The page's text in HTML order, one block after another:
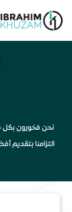
نحن فخورون بكل
التزامنا